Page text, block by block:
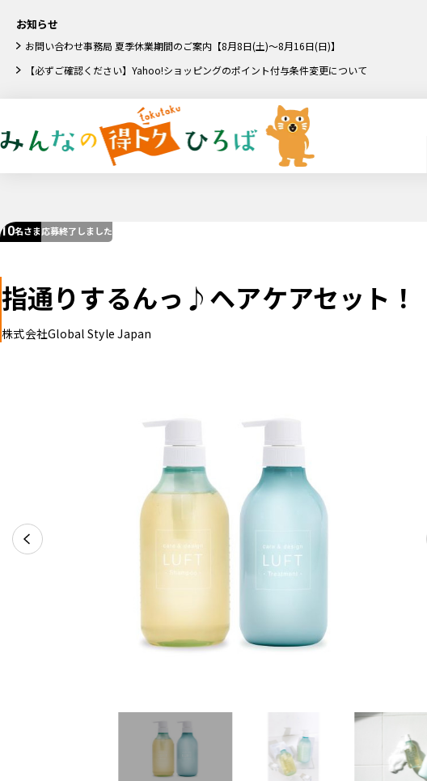
お知らせ
お問い合わせ事務局 夏季休業期間のご案内【8月8日(土)～8月16日(日)】
【必ずご確認ください】Yahoo!ショッピングのポイント付与条件変更について
10名さま応募終了しました
指通りするんっ♪ヘアケアセット！
株式会社Global Style Japan